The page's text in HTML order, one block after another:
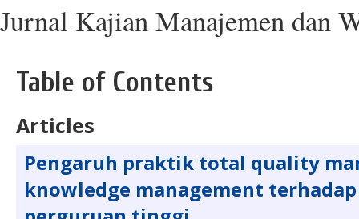
Jurnal Kajian Manajemen dan
Table of Contents
Articles
Pengaruh praktik total quality
knowledge management